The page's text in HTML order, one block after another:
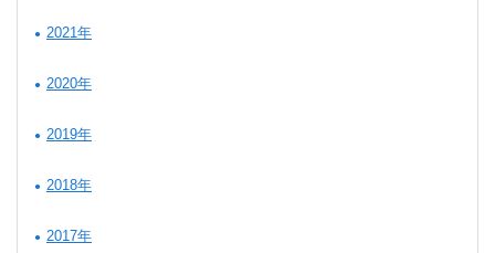
2021年
2020年
2019年
2018年
2017年